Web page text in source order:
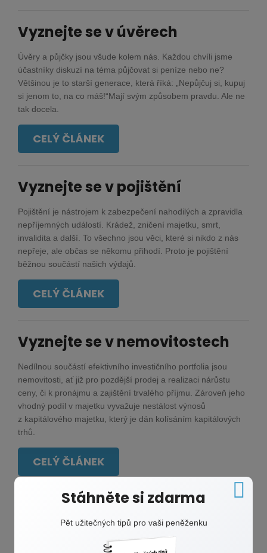
Vyznejte se v úvěrech
Úvěry a půjčky jsou všude kolem nás. Každou chvíli jsme
účastníky diskuzí na téma půjčovat si peníze nebo ne?
Většinou je to starší generace, která říká: „Nepůjčuj si, kupuj
si jenom to, na co máš!“Mají svým způsobem pravdu. Ale ne
tak docela.
CELÝ ČLÁNEK
Vyznejte se v pojištění
Pojištění je nástrojem k zabezpečení nahodilých a zpravidla
nepříjemných událostí. Krádež, zničení majetku, smrt,
invalidita a další. To všechno jsou věci, které si nikdo z nás
nepřeje, ale občas se někomu přihodí. Proto je pojištění
běžnou součástí našich výdajů.
CELÝ ČLÁNEK
Vyznejte se v nemovitostech
Nedílnou součástí efektivního investičního portfolia jsou
nemovitosti, ať již pro pozdější prodej a realizaci nárůstu
ceny, či k pronájmu a zajištění trvalého příjmu. Zároveň jeho
vhodný podíl v majetku vyvažuje nestálost výnosů
z kapitálového majetku, který je dán kolísáním kapitálových
trhů.
CELÝ ČLÁNEK
Vyznejte se v investování
jak se na první pohled zdá. Dozvíte se, jaké typy investic
Stáhněte si zdarma
Pět užitečných tipů pro vaši peněženku